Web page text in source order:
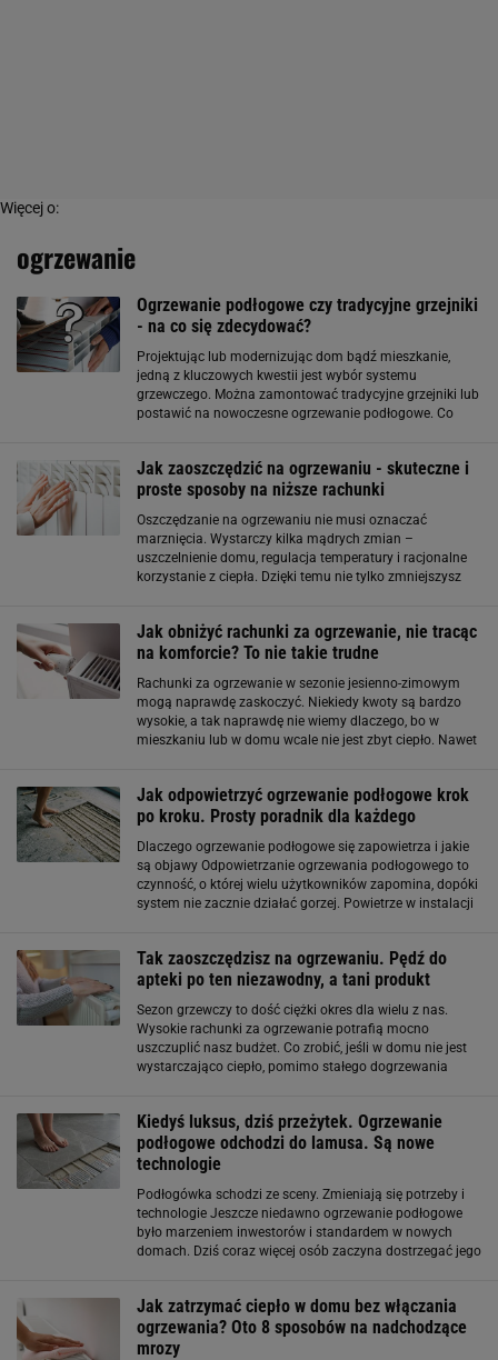
Więcej o:
ogrzewanie
Ogrzewanie podłogowe czy tradycyjne grzejniki
- na co się zdecydować?
Projektując lub modernizując dom bądź mieszkanie,
jedną z kluczowych kwestii jest wybór systemu
grzewczego. Można zamontować tradycyjne grzejniki lub
postawić na nowoczesne ogrzewanie podłogowe. Co
Jak zaoszczędzić na ogrzewaniu - skuteczne i
proste sposoby na niższe rachunki
Oszczędzanie na ogrzewaniu nie musi oznaczać
marznięcia. Wystarczy kilka mądrych zmian –
uszczelnienie domu, regulacja temperatury i racjonalne
korzystanie z ciepła. Dzięki temu nie tylko zmniejszysz
Jak obniżyć rachunki za ogrzewanie, nie tracąc
na komforcie? To nie takie trudne
Rachunki za ogrzewanie w sezonie jesienno-zimowym
mogą naprawdę zaskoczyć. Niekiedy kwoty są bardzo
wysokie, a tak naprawdę nie wiemy dlaczego, bo w
mieszkaniu lub w domu wcale nie jest zbyt ciepło. Nawet
Jak odpowietrzyć ogrzewanie podłogowe krok
po kroku. Prosty poradnik dla każdego
Dlaczego ogrzewanie podłogowe się zapowietrza i jakie
są objawy Odpowietrzanie ogrzewania podłogowego to
czynność, o której wielu użytkowników zapomina, dopóki
system nie zacznie działać gorzej. Powietrze w instalacji
Tak zaoszczędzisz na ogrzewaniu. Pędź do
apteki po ten niezawodny, a tani produkt
Sezon grzewczy to dość ciężki okres dla wielu z nas.
Wysokie rachunki za ogrzewanie potrafią mocno
uszczuplić nasz budżet. Co zrobić, jeśli w domu nie jest
wystarczająco ciepło, pomimo stałego dogrzewania
Kiedyś luksus, dziś przeżytek. Ogrzewanie
podłogowe odchodzi do lamusa. Są nowe
technologie
Podłogówka schodzi ze sceny. Zmieniają się potrzeby i
technologie Jeszcze niedawno ogrzewanie podłogowe
było marzeniem inwestorów i standardem w nowych
domach. Dziś coraz więcej osób zaczyna dostrzegać jego
Jak zatrzymać ciepło w domu bez włączania
ogrzewania? Oto 8 sposobów na nadchodzące
mrozy